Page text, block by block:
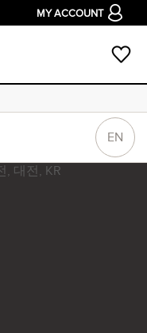
MY ACCOUNT
EN